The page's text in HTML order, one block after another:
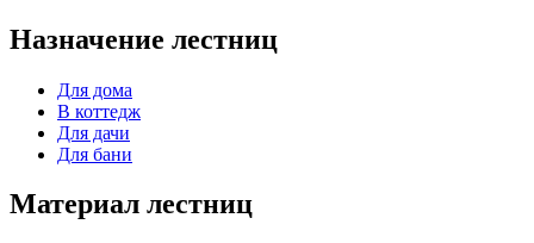
Назначение лестниц
Для дома
В коттедж
Для дачи
Для бани
Материал лестниц